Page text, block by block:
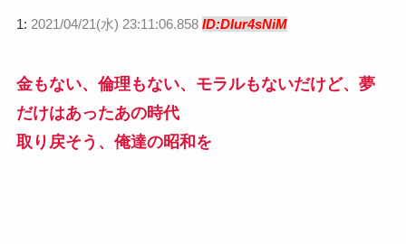
1: 2021/04/21(水) 23:11:06.858 ID:DIur4sNiM
金もない、倫理もない、モラルもないだけど、夢
だけはあったあの時代
取り戻そう、俺達の昭和を